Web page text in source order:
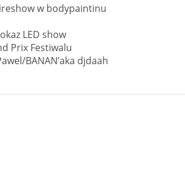
w bodypaintinu
LED show
Prix Festiwalu
BANAN’aka djdaah